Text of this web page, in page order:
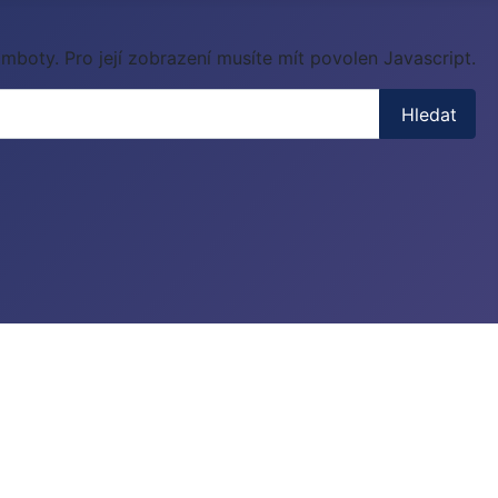
Pro její zobrazení musíte mít povolen Javascript.
Hledat